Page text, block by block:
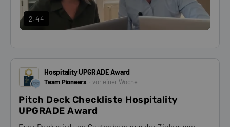
2:44
Hospitality UPGRADE Award
Team Pioneers vor einer Woche
Pitch Deck Checkliste Hospitality
UPGRADE Award